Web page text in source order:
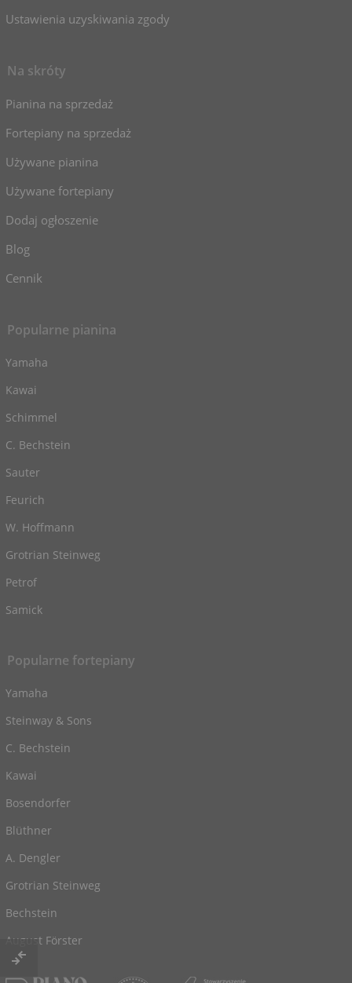
Ustawienia uzyskiwania zgody
Na skróty
Pianina na sprzedaż
Fortepiany na sprzedaż
Używane pianina
Używane fortepiany
Dodaj ogłoszenie
Blog
Cennik
Popularne pianina
Yamaha
Kawai
Schimmel
C. Bechstein
Sauter
Feurich
W. Hoffmann
Grotrian Steinweg
Petrof
Samick
Popularne fortepiany
Yamaha
Steinway & Sons
C. Bechstein
Kawai
Bosendorfer
Blüthner
A. Dengler
Grotrian Steinweg
Bechstein
August Förster